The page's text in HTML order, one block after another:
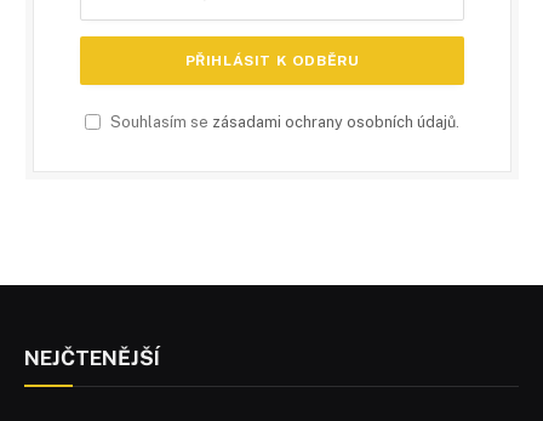
Souhlasím se zásadami ochrany osobních údajů
NEJČTENĚJŠÍ